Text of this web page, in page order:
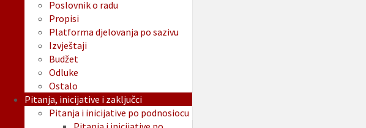
Poslovnik o radu
Propisi
Platforma djelovanja po sazivu
Izvještaji
Budžet
Odluke
Ostalo
Pitanja, inicijative i zaključci
Pitanja i inicijative po podnosiocu